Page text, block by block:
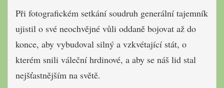
Při fotografickém setkání soudruh generální tajemník
ujistil o své neochvějné vůli oddaně bojovat až do
konce, aby vybudoval silný a vzkvétající stát, o
kterém snili váleční hrdinové, a aby se náš lid stal
nejšťastnějším na světě.